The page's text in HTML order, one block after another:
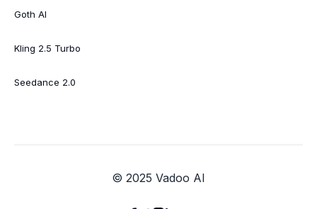
Goth AI
Kling 2.5 Turbo
Seedance 2.0
© 2025 Vadoo AI